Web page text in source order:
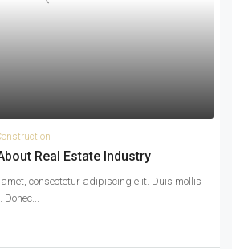
Real Estate Industry
consectetur adipiscing elit. Duis mollis